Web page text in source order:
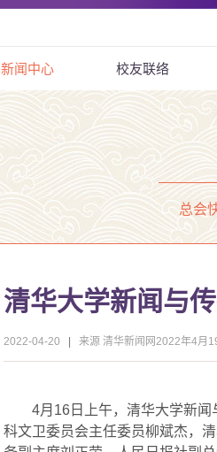
新闻中心 校友联络
总会
清华大学新闻与
2022-04-20 来源 清华新闻网2022年4月
4月 16 日上午，清华大学新
科文卫委员会主任委员柳斌杰，